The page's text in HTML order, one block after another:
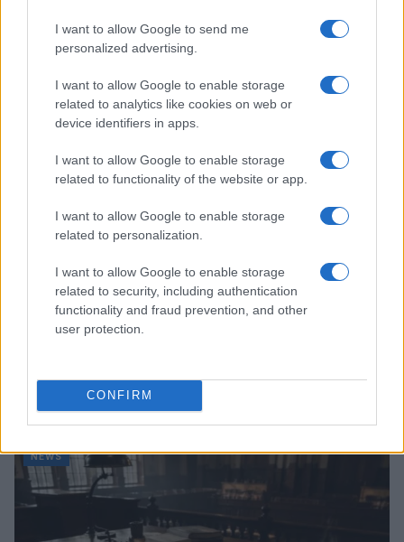
I want to allow Google to send me
personalized advertising.
I want to allow Google to enable storage
related to analytics like cookies on web or
device identifiers in apps.
I want to allow Google to enable storage
related to functionality of the website or app.
I want to allow Google to enable storage
related to personalization.
I want to allow Google to enable storage
related to security, including authentication
functionality and fraud prevention, and other
user protection.
CONFIRM
Continua a leggere
NEWS
Don Antonio Mazzi: l’ultimo saluto a Milano tra
emozioni e canti
NEWS